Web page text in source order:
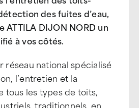
des fuites d’eau,
ATTILA DIJON NORD un
à vos côtés.
réseau national spécialisé
l’entretien et la
tous les types de toits,
traditionnels, en